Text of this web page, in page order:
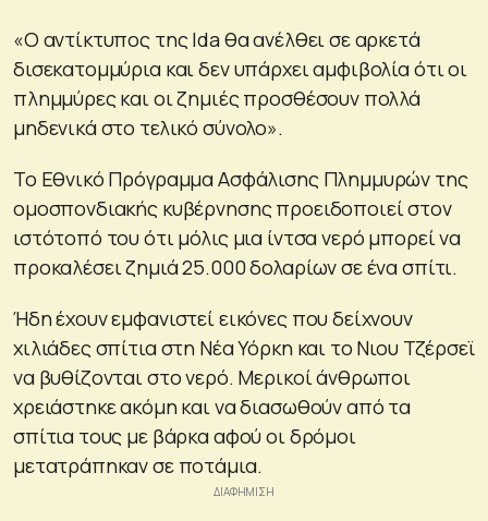
«Ο αντίκτυπος της Ida θα ανέλθει σε αρκετά
δισεκατομμύρια και δεν υπάρχει αμφιβολία ότι οι
πλημμύρες και οι ζημιές προσθέσουν πολλά
μηδενικά στο τελικό σύνολο».
Το Εθνικό Πρόγραμμα Ασφάλισης Πλημμυρών της
ομοσπονδιακής κυβέρνησης προειδοποιεί στον
ιστότοπό του ότι μόλις μια ίντσα νερό μπορεί να
προκαλέσει ζημιά 25.000 δολαρίων σε ένα σπίτι.
Ήδη έχουν εμφανιστεί εικόνες που δείχνουν
χιλιάδες σπίτια στη Νέα Υόρκη και το Νιου Τζέρσεϊ
να βυθίζονται στο νερό. Μερικοί άνθρωποι
χρειάστηκε ακόμη και να διασωθούν από τα
σπίτια τους με βάρκα αφού οι δρόμοι
μετατράπηκαν σε ποτάμια.